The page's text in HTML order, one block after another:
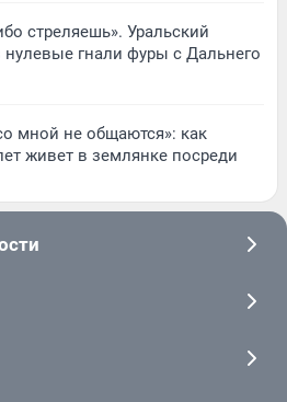
стреляешь». Уральский
гнали фуры с Дальнего
мной не общаются»: как
живет в землянке посреди